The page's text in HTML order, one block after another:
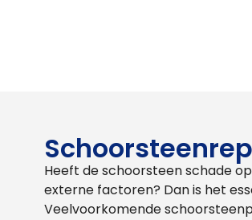
Heeft de schoorsteen schade
externe factoren? Dan is het
Veelvoorkomende